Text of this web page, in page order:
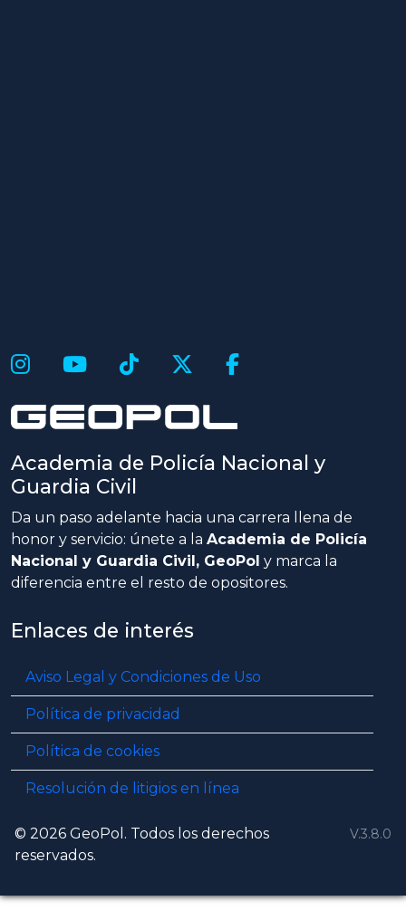
Academia de Policía Nacional y
Guardia Civil
Da un paso adelante hacia una carrera llena de
honor y servicio: únete a la Academia de Policía
Nacional y Guardia Civil, GeoPol y marca la
diferencia entre el resto de opositores.
Enlaces de interés
Aviso Legal y Condiciones de Uso
Política de privacidad
Política de cookies
Resolución de litigios en línea
© 2026 GeoPol. Todos los derechos
reservados.
V.3.8.0